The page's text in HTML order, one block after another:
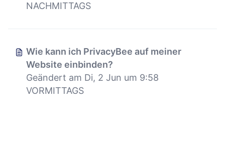
NACHMITTAGS
Wie kann ich PrivacyBee auf meiner
Website einbinden?
Geändert am Di, 2 Jun um 9:58
VORMITTAGS